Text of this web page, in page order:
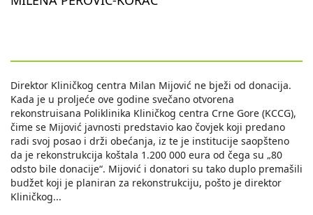
Direktor Kliničkog centra Milan Mijović ne bježi od donacija.
Kada je u proljeće ove godine svečano otvorena
rekonstruisana Poliklinika Kliničkog centra Crne Gore (KCCG),
čime se Mijović javnosti predstavio kao čovjek koji predano
radi svoj posao i drži obećanja, iz te je institucije saopšteno
da je rekonstrukcija koštala 1.200 000 eura od čega su „80
odsto bile donacije“. Mijović i donatori su tako duplo premašili
budžet koji je planiran za rekonstrukciju, pošto je direktor
Kliničkog...